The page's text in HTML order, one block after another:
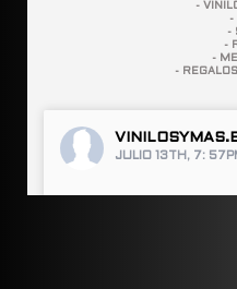
-
-
-
-
-
-
JULIO 13TH, 7: